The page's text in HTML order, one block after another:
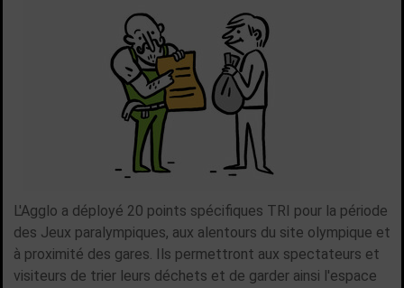
L'Agglo a déployé 20 points spécifiques TRI pour la période
des Jeux paralympiques, aux alentours du site olympique et
à proximité des gares. Ils permettront aux spectateurs et
visiteurs de trier leurs déchets et de garder ainsi l'espace